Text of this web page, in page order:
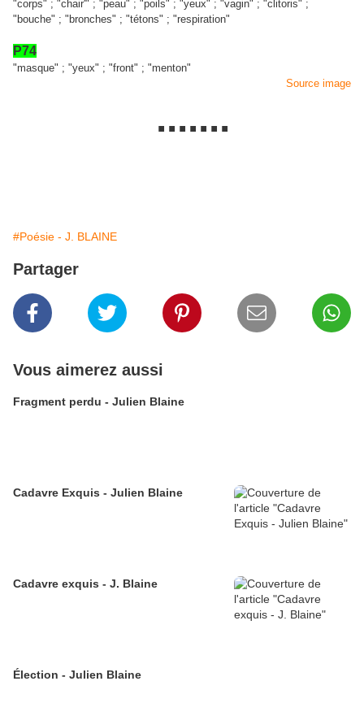
"corps" ; "chair'" ; "peau" ; "poils" ; "yeux" ; "vagin" ; "clitoris" ;
"bouche" ; "bronches" ; "tétons" ; "respiration"
P74
"masque" ; "yeux" ; "front" ; "menton"
Source image
.......
#Poésie - J. BLAINE
Partager
Vous aimerez aussi
Fragment perdu - Julien Blaine
Cadavre Exquis - Julien Blaine
Cadavre exquis - J. Blaine
Élection - Julien Blaine